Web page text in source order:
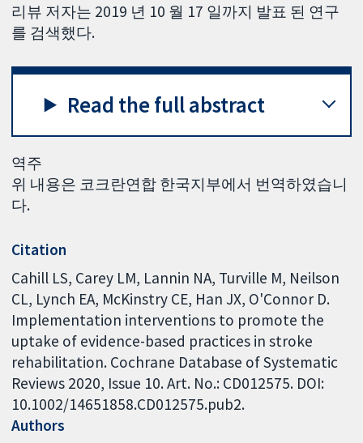
리뷰 저자는 2019 년 10 월 17 일까지 발표 된 연구
를 검색했다.
Read the full abstract
역주
위 내용은 코크란연합 한국지부에서 번역하였습니
다.
Citation
Cahill LS, Carey LM, Lannin NA, Turville M, Neilson
CL, Lynch EA, McKinstry CE, Han JX, O'Connor D.
Implementation interventions to promote the
uptake of evidence-based practices in stroke
rehabilitation. Cochrane Database of Systematic
Reviews 2020, Issue 10. Art. No.: CD012575. DOI:
10.1002/14651858.CD012575.pub2.
Authors